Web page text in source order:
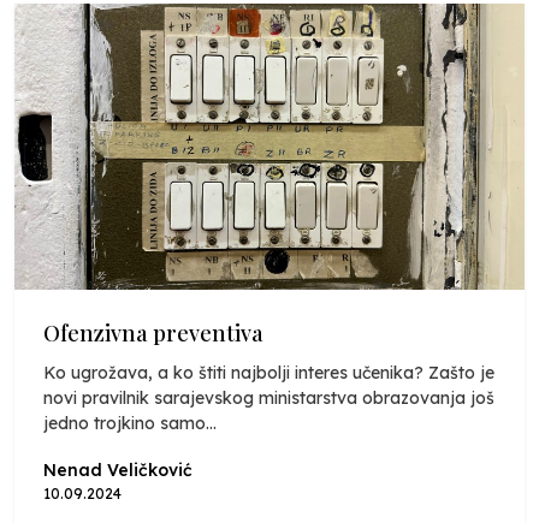
Ofenzivna preventiva
Ko ugrožava, a ko štiti najbolji interes učenika? Zašto je
novi pravilnik sarajevskog ministarstva obrazovanja još
jedno trojkino samo...
Nenad Veličković
10.09.2024